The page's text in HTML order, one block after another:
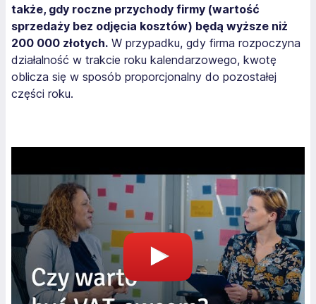
także, gdy roczne przychody firmy (wartość
sprzedaży bez odjęcia kosztów) będą wyższe niż
200 000 złotych. W przypadku, gdy firma rozpoczyna
działalność w trakcie roku kalendarzowego, kwotę
oblicza się w sposób proporcjonalny do pozostałej
części roku.